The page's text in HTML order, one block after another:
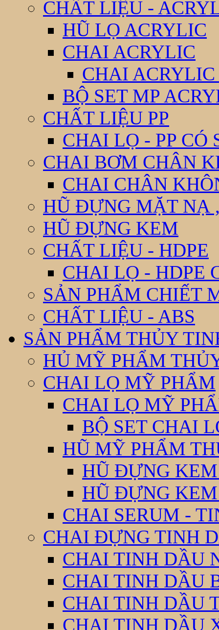
CHẤT LIỆU -
HŨ LỌ ACRYLIC
CHAI ACRYLIC
CHAI ACRYLIC
BỘ SET MP
CHẤT LIỆU PP
CHAI LỌ - PP CÓ
CHAI BƠM CHÂN
CHAI CHÂN
HŨ ĐỰNG MẶT NẠ
HŨ ĐỰNG KEM
CHẤT LIỆU - HDPE
CHAI LỌ - HDPE
SẢN PHẨM CHIẾT
CHẤT LIỆU - ABS
SẢN PHẨM THỦY
HỦ MỸ PHẨM
CHAI LỌ MỸ PHẨM
CHAI LỌ MỸ
BỘ SET CHAI
HŨ MỸ PHẨM
HŨ ĐỰNG
HŨ ĐỰNG
CHAI SERUM -
CHAI ĐỰNG TINH
CHAI TINH DẦU
CHAI TINH DẦU
CHAI TINH DẦU
CHAI TINH DẦU